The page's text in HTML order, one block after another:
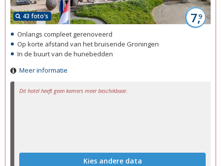
Dit hotel heeft geen kamers meer beschikbaar.
Kies andere data
43 foto's 7,9
Onlangs compleet gerenoveerd
Op korte afstand van het bruisende Groningen
In de buurt van de hunebedden
Meer informatie